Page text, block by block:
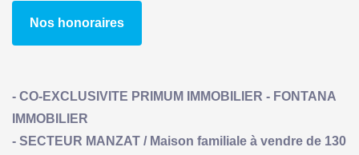
Nos honoraires
- CO-EXCLUSIVITE PRIMUM IMMOBILIER - FONTANA
IMMOBILIER
- SECTEUR MANZAT / Maison familiale à vendre de 130